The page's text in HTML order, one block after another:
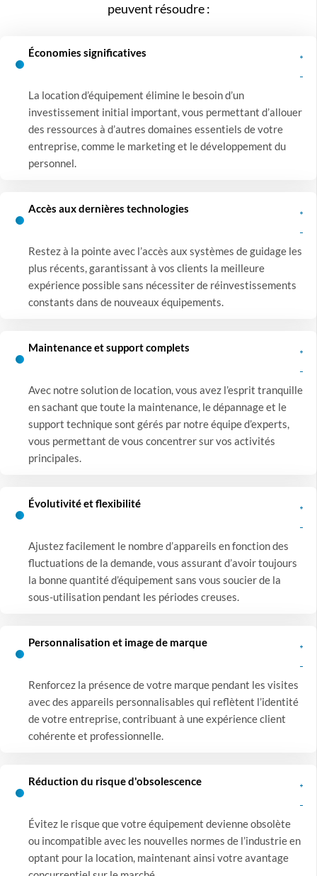
peuvent résoudre :
Économies significatives
La location d’équipement élimine le besoin d’un
investissement initial important, vous permettant d’allouer
des ressources à d’autres domaines essentiels de votre
entreprise, comme le marketing et le développement du
personnel.
Accès aux dernières technologies
Restez à la pointe avec l’accès aux systèmes de guidage les
plus récents, garantissant à vos clients la meilleure
expérience possible sans nécessiter de réinvestissements
constants dans de nouveaux équipements.
Maintenance et support complets
Avec notre solution de location, vous avez l’esprit tranquille
en sachant que toute la maintenance, le dépannage et le
support technique sont gérés par notre équipe d’experts,
vous permettant de vous concentrer sur vos activités
principales.
Évolutivité et flexibilité
Ajustez facilement le nombre d’appareils en fonction des
fluctuations de la demande, vous assurant d’avoir toujours
la bonne quantité d’équipement sans vous soucier de la
sous-utilisation pendant les périodes creuses.
Personnalisation et image de marque
Renforcez la présence de votre marque pendant les visites
avec des appareils personnalisables qui reflètent l’identité
de votre entreprise, contribuant à une expérience client
cohérente et professionnelle.
Réduction du risque d'obsolescence
Évitez le risque que votre équipement devienne obsolète
ou incompatible avec les nouvelles normes de l’industrie en
optant pour la location, maintenant ainsi votre avantage